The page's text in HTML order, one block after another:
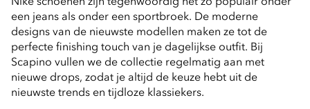
een jeans als onder een sportbroek. De moderne
designs van de nieuwste modellen maken ze tot de
perfecte finishing touch van je dagelijkse outfit. Bij
Scapino vullen we de collectie regelmatig aan met
nieuwe drops, zodat je altijd de keuze hebt uit de
nieuwste trends en tijdloze klassiekers.